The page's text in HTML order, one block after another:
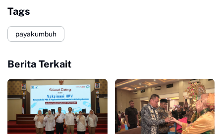
Tags
payakumbuh
Berita Terkait